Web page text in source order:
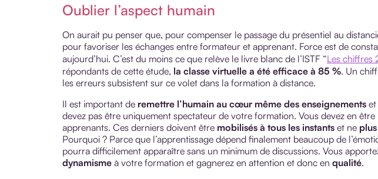
Oublier l’aspect humain
On aurait pu penser que, pour compenser le passage du présentiel au
pour favoriser les échanges entre formateur et apprenant. Force est de
aujourd’hui. C’est du moins ce que relève le livre blanc de l’ISTF “Les chiffres
répondants de cette étude, la classe virtuelle a été efficace à 85 %. Un
les erreurs subsistent sur ce volet dans la formation à distance.
Il est important de remettre l’humain au cœur même des enseignements
devez pas être uniquement spectateur de votre formation. Vous devez en être
apprenants. Ces derniers doivent être mobilisés à tous les instants et ne
Pourquoi ? Parce que l’apprentissage dépend finalement beaucoup de
pourra difficilement apparaître sans un minimum de discussions. Vous
dynamisme à votre formation et gagnerez en attention et donc en qualité.